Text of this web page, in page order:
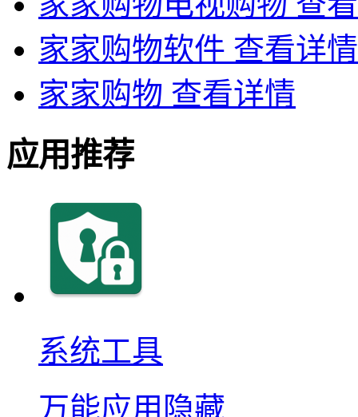
家家购物软件 查看详情
家家购物 查看详情
应用推荐
系统工具
万能应用隐藏